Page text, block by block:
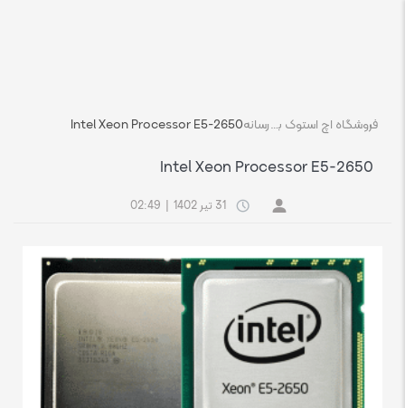
فروشگاه اچ استوک بازار انلاین تجهیزات کامپیوتر استوکرسانهIntel Xeon Processor E5-2650
Intel Xeon Processor E5-2650
31 تیر 1402 02:49